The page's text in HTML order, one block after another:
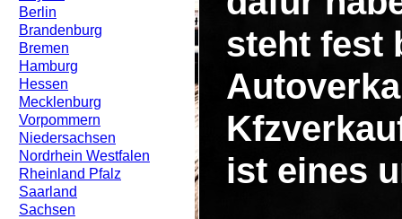
Berlin
Brandenburg
Bremen
Hamburg
Hessen
Mecklenburg
Vorpommern
Niedersachsen
Nordrhein Westfalen
Rheinland Pfalz
Saarland
Sachsen
steht fest
ist eines